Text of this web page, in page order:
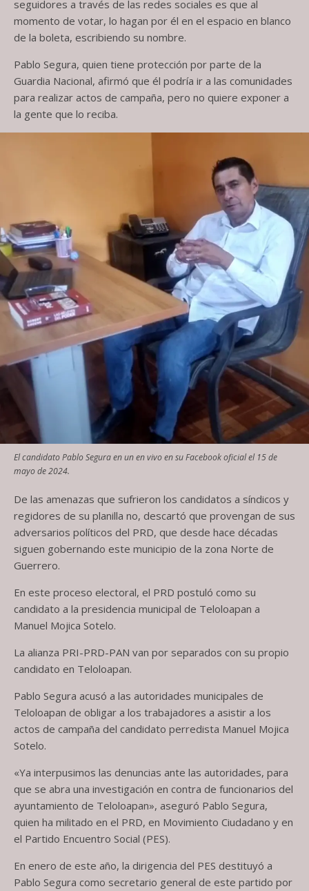
seguidores a través de las redes sociales es que al
momento de votar, lo hagan por él en el espacio en blanco
de la boleta, escribiendo su nombre.
Pablo Segura, quien tiene protección por parte de la
Guardia Nacional, afirmó que él podría ir a las comunidades
para realizar actos de campaña, pero no quiere exponer a
la gente que lo reciba.
El candidato Pablo Segura en un en vivo en su Facebook oficial el 15 de
mayo de 2024.
De las amenazas que sufrieron los candidatos a síndicos y
regidores de su planilla no, descartó que provengan de sus
adversarios políticos del PRD, que desde hace décadas
siguen gobernando este municipio de la zona Norte de
Guerrero.
En este proceso electoral, el PRD postuló como su
candidato a la presidencia municipal de Teloloapan a
Manuel Mojica Sotelo.
La alianza PRI-PRD-PAN van por separados con su propio
candidato en Teloloapan.
Pablo Segura acusó a las autoridades municipales de
Teloloapan de obligar a los trabajadores a asistir a los
actos de campaña del candidato perredista Manuel Mojica
Sotelo.
«Ya interpusimos las denuncias ante las autoridades, para
que se abra una investigación en contra de funcionarios del
ayuntamiento de Teloloapan», aseguró Pablo Segura,
quien ha militado en el PRD, en Movimiento Ciudadano y en
el Partido Encuentro Social (PES).
En enero de este año, la dirigencia del PES destituyó a
Pablo Segura como secretario general de este partido por